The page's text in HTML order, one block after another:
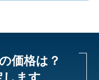
価格は？
ます